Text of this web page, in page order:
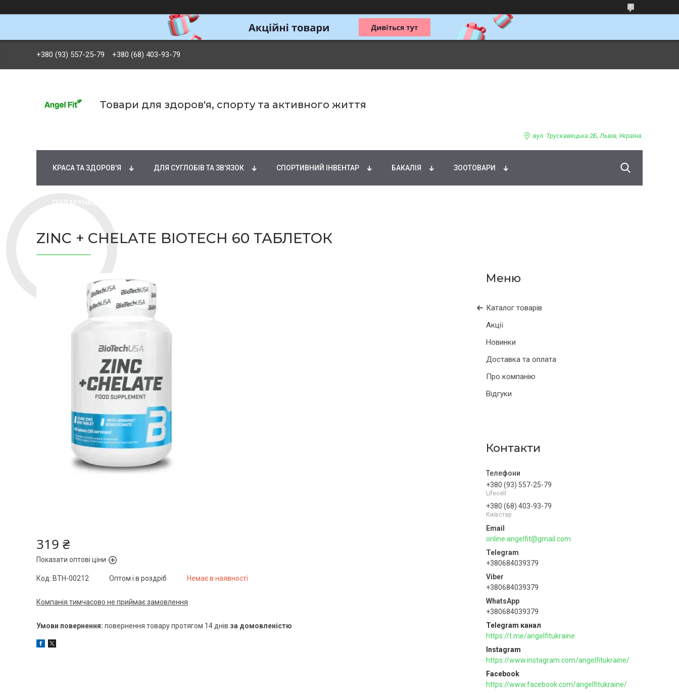
+380 (93) 557-25-79 +380 (68) 403-93-79
Товари для здоров'я, спорту та активного життя
вул. Трускавецька 2Б, Львів, Україна
КРАСА ТА ЗДОРОВ'Я ДЛЯ СУГЛОБІВ ТА ЗВ'ЯЗОК СПОРТИВНИЙ ІНВЕНТАР БАКАЛІЯ ЗООТОВАРИ
ZINC + CHELATE BIOTECH 60 ТАБЛЕТОК
Каталог товарів
Акції
Новинки
Доставка та оплата
Про компанію
Відгуки
Контакти
+380 (93) 557-25-79
Lifecell
+380 (68) 403-93-79
Київстар
online.angelfit@gmail.com
+380684039379
+380684039379
+380684039379
Telegram канал
https://t.me/angelfitukraine
Instagram
https://www.instagram.com/angelfitukraine/
Facebook
https://www.facebook.com/angelfitukraine/
319 ₴
Показати оптові ціни
Немає в наявності
Оптом і в роздріб
Код: BTH-00212
Компанія тимчасово не приймає замовлення
повернення товару протягом 14 днів за домовленістю